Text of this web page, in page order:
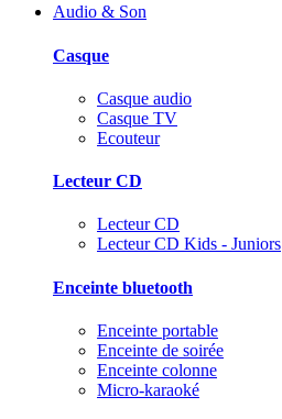
Audio & Son
Casque
Casque audio
Casque TV
Ecouteur
Lecteur CD
Lecteur CD
Lecteur CD Kids - Juniors
Enceinte bluetooth
Enceinte portable
Enceinte de soirée
Enceinte colonne
Micro-karaoké